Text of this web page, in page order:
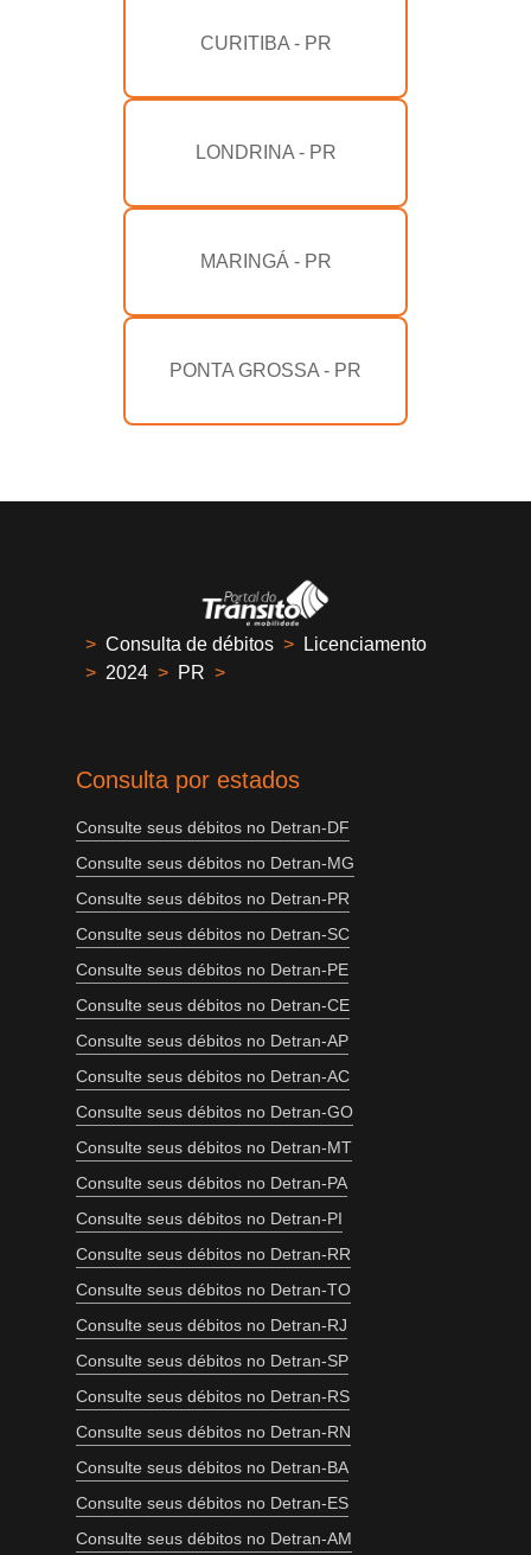
CURITIBA - PR
LONDRINA - PR
MARINGÁ - PR
PONTA GROSSA - PR
> Consulta de débitos >
Licenciamento
> 2024 > PR >
Consulta por estados
Consulte seus débitos no Detran-DF
Consulte seus débitos no Detran-MG
Consulte seus débitos no Detran-PR
Consulte seus débitos no Detran-SC
Consulte seus débitos no Detran-PE
Consulte seus débitos no Detran-CE
Consulte seus débitos no Detran-AP
Consulte seus débitos no Detran-AC
Consulte seus débitos no Detran-GO
Consulte seus débitos no Detran-MT
Consulte seus débitos no Detran-PA
Consulte seus débitos no Detran-PI
Consulte seus débitos no Detran-RR
Consulte seus débitos no Detran-TO
Consulte seus débitos no Detran-RJ
Consulte seus débitos no Detran-SP
Consulte seus débitos no Detran-RS
Consulte seus débitos no Detran-RN
Consulte seus débitos no Detran-BA
Consulte seus débitos no Detran-ES
Consulte seus débitos no Detran-AM